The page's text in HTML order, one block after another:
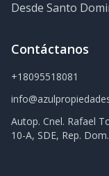
Desde Santo
Contáctanos
+18095518081
Autop. Cnel. Rafael
10-A, SDE, Rep. Dom.